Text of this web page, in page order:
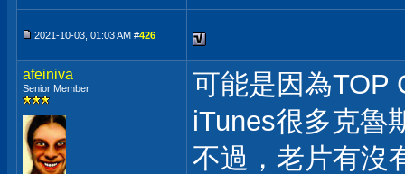
2021-10-03, 01:03 AM #426
afeiniva
Senior Member
可能是因為TOP
iTunes很多克魯
不過，老片有沒